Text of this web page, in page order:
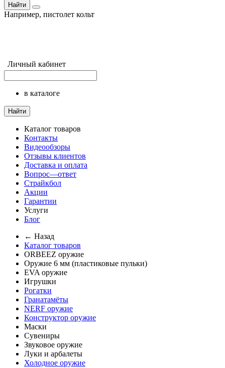
Найти
Например, пистолет кольт
Личный кабинет
в каталоге
Найти
Каталог товаров
Контакты
Видеообзоры
Отзывы клиентов
Доставка и оплата
Вопрос—ответ
Страйкбол
Акции
Гарантии
Услуги
Блог
← Назад
Каталог товаров
ORBEEZ оружие
Оружие 6 мм (пластиковые пульки)
EVA оружие
Игрушки
Рогатки
Гранатамёты
NERF оружие
Конструктор оружие
Маски
Сувениры
Звуковое оружие
Луки и арбалеты
Холодное оружие